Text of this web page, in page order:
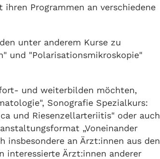
Programmen an verschiedene
unter anderem Kurse zu
und "Polarisationsmikroskopie"
und weiterbilden möchten,
Sonografie Spezialkurs:
und Riesenzellarteriitis" oder auch
„Voneinander
insbesondere an Ärzt:innen aus den
interessierte Ärzt:innen anderer